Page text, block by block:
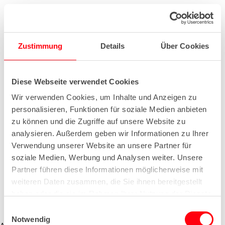
Zustimmung Details Über Cookies
Diese Webseite verwendet Cookies
Wir verwenden Cookies, um Inhalte und Anzeigen zu
personalisieren, Funktionen für soziale Medien anbieten
zu können und die Zugriffe auf unsere Website zu
analysieren. Außerdem geben wir Informationen zu Ihrer
Verwendung unserer Website an unsere Partner für
soziale Medien, Werbung und Analysen weiter. Unsere
Partner führen diese Informationen möglicherweise mit
weiteren Daten zusammen, die Sie ihnen bereitgestellt
Notwendig